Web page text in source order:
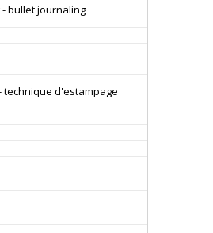
bullet journaling
technique d'estampage